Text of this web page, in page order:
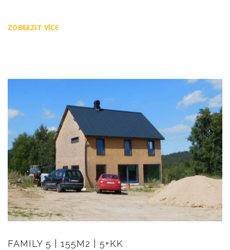
ZOBRAZIT VÍCE
FAMILY 5 | 155M2 | 5+KK